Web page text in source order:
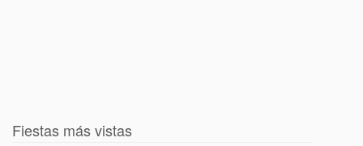
Fiestas más vistas